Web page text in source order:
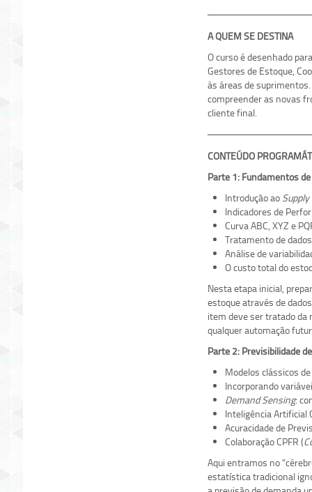
A QUEM SE DESTINA
O curso é desenhado
Gestores de Estoque,
às áreas de
compreender as novas
cliente final.
CONTEÚDO
Parte 1: Fundamentos
Introdução ao
Indicadores de
Curva ABC, XYZ e
Tratamento de
Análise de
O custo total do
Nesta etapa inicial,
estoque através de
item deve ser tratado da
qualquer automação
Parte 2: Previsibilidade
Modelos clássicos
Incorporando
Demand Sensing:
Inteligência Artificial
Acuracidade de
Colaboração CPFR (
Aqui entramos no
estatística tradicional